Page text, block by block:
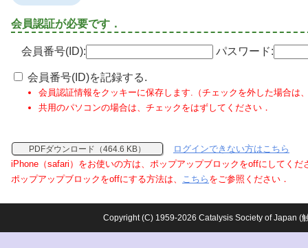
会員認証が必要です．
会員番号(ID): パスワード:
会員番号(ID)を記録する.
会員認証情報をクッキーに保存します.（チェックを外した場合は
共用のパソコンの場合は、チェックをはずしてください．
PDFダウンロード（464.6 KB）
ログインできない方はこちら
iPhone（safari）をお使いの方は、ポップアップブロックをoffにしてくだ
ポップアップブロックをoffにする方法は、 こちら をご参照ください．
Copyright (C) 1959-2026 Catalysis Society of Japan (